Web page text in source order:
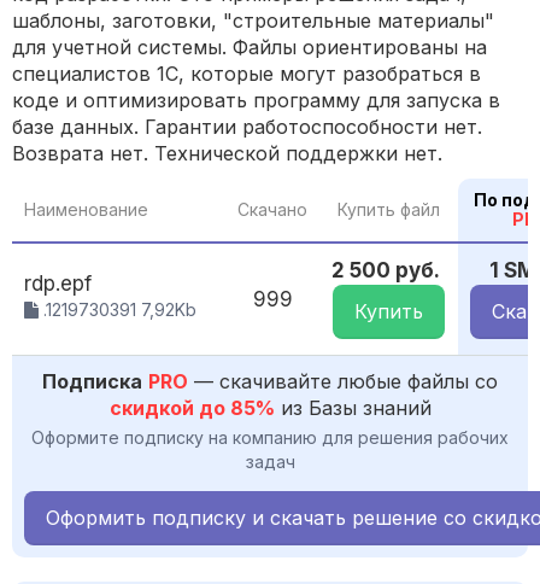
шаблоны, заготовки, "строительные материалы"
для учетной системы. Файлы ориентированы на
специалистов 1С, которые могут разобраться в
коде и оптимизировать программу для запуска в
базе данных. Гарантии работоспособности нет.
Возврата нет. Технической поддержки нет.
Наименование Скачано Купить файл
По
rdp.epf
.1219730391 7,92Kb 999
2 500 руб.
Купить
1 SM
Подписка PRO — скачивайте любые файлы со
скидкой до 85% из Базы знаний
Оформите подписку на компанию для решения рабочих
задач
Оформить подписку и скачать решение со